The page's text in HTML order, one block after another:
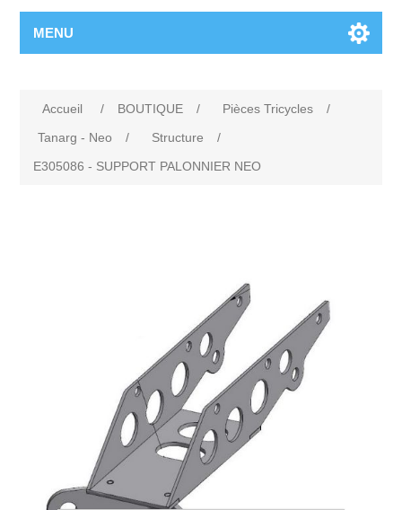
MENU
Accueil / BOUTIQUE / Pièces Tricycles
/
Tanarg - Neo
/ Structure
/
E305086 - SUPPORT PALONNIER NEO